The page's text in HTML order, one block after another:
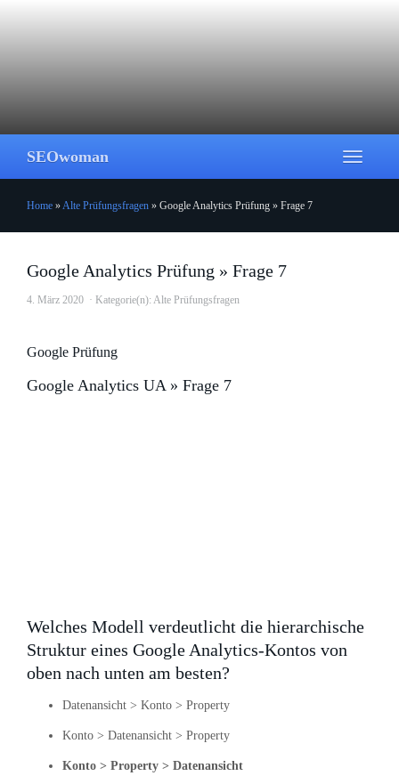
Toggle
SEOwoman
Home »Alte Prüfungsfragen » Google Analytics Prüfung » Frage 7
Google Analytics Prüfung » Frage 7
4. März 2020 Kategorie(n): Alte Prüfungsfragen
Google Prüfung
Google Analytics UA » Frage 7
Welches Modell verdeutlicht die hierarchische
Struktur eines Google Analytics-Kontos von
oben nach unten am besten?
Datenansicht > Konto > Property
Konto > Datenansicht > Property
Konto > Property > Datenansicht